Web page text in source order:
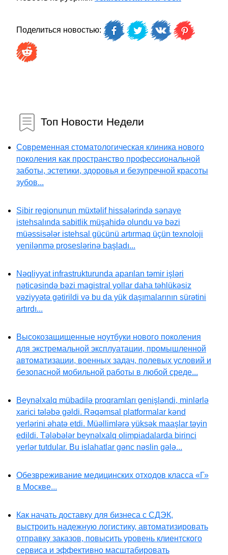
Поделиться новостью:
Топ Новости Недели
Современная стоматологическая клиника нового
поколения как пространство профессиональной
заботы, эстетики, здоровья и безупречной красоты
зубов...
Sibir regionunun müxtəlif hissələrində sənaye
istehsalında sabitlik müşahidə olundu və bəzi
müəssisələr istehsal gücünü artırmaq üçün texnoloji
yenilənmə proseslərinə başladı...
Nəqliyyat infrastrukturunda aparılan təmir işləri
nəticəsində bəzi magistral yollar daha təhlükəsiz
vəziyyətə gətirildi və bu da yük daşımalarının sürətini
artırdı...
Высокозащищенные ноутбуки нового поколения
для экстремальной эксплуатации, промышленной
автоматизации, военных задач, полевых условий и
безопасной мобильной работы в любой среде...
Beynəlxalq mübadilə proqramları genişləndi, minlərlə
xarici tələbə gəldi. Rəqəmsal platformalar kənd
yerlərini əhatə etdi. Müəllimlərə yüksək maaşlar təyin
edildi. Tələbələr beynəlxalq olimpiadalarda birinci
yerlər tutdular. Bu islahatlar gənc nəslin gələ...
Обезвреживание медицинских отходов класса «Г»
в Москве...
Как начать доставку для бизнеса с СДЭК,
выстроить надежную логистику, автоматизировать
отправку заказов, повысить уровень клиентского
сервиса и эффективно масштабировать